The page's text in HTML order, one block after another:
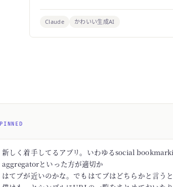
Claude かわいい生成AI
PINNED
新しく着手してるアプリ。いわゆるsocial
aggregatorといった方が適切か
はてブが近いのかな。でもはてブはどちらかと言う